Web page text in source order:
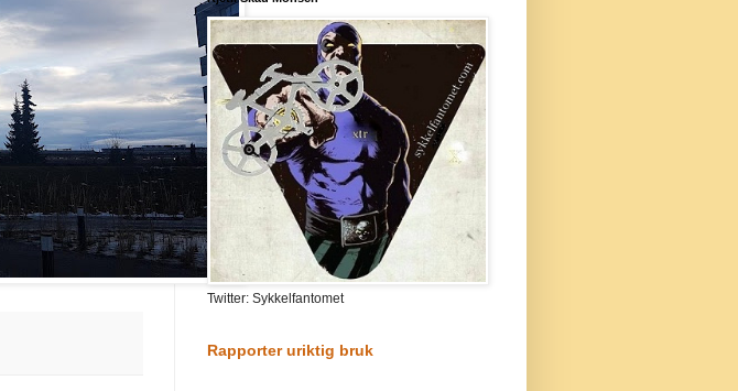
Twitter: Sykkelfantomet
Rapporter uriktig bruk